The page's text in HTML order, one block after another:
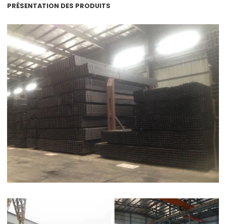
PRÉSENTATION DES PRODUITS